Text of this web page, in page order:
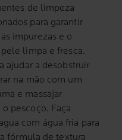
de limpeza
para garantir
impurezas e o
limpa e fresca.
ajudar a desobstruir
na mão com um
e massajar
pescoço. Faça
com água fria para
fórmula de textura